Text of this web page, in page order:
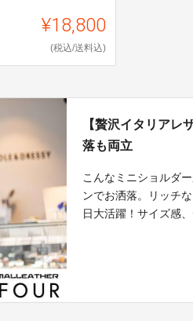
¥18,800
(税込/送料込)
【贅沢イタリアレ
落も両立
こんなミニショルダ
ンでお洒落。リッチ
日大活躍！サイズ感